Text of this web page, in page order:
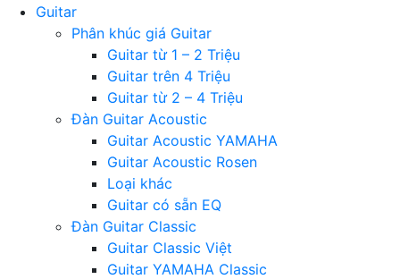
Guitar
Phân khúc giá Guitar
Guitar từ 1 – 2 Triệu
Guitar trên 4 Triệu
Guitar từ 2 – 4 Triệu
Đàn Guitar Acoustic
Guitar Acoustic YAMAHA
Guitar Acoustic Rosen
Loại khác
Guitar có sẵn EQ
Đàn Guitar Classic
Guitar Classic Việt
Guitar YAMAHA Classic